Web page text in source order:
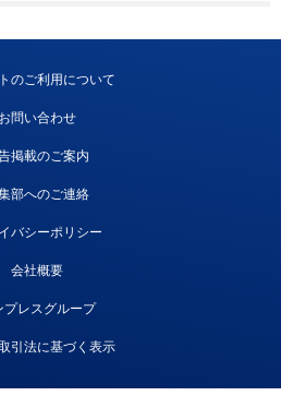
のご利用について
お問い合わせ
掲載のご案内
部へのご連絡
バシーポリシー
会社概要
プレスグループ
引法に基づく表示